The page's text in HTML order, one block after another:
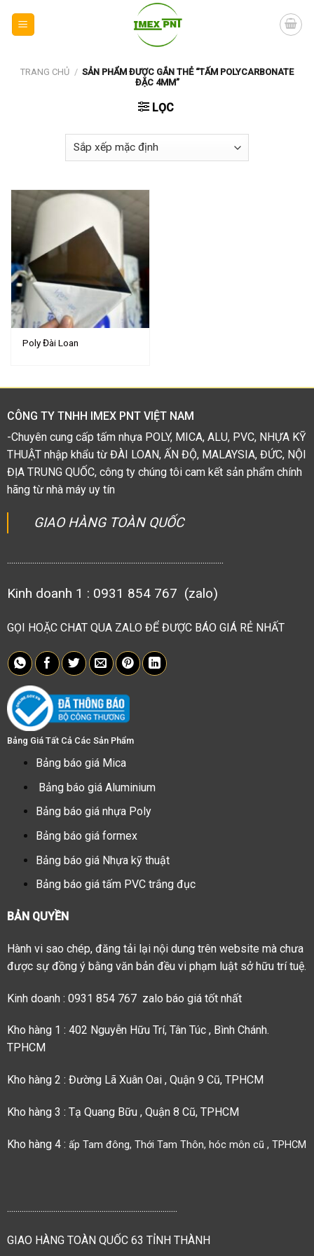
TRANG CHỦ / SẢN PHẨM ĐƯỢC GẮN THẺ “TẤM POLYCARBONATE
ĐẶC 4MM”
LỌC
Poly Đài Loan
CÔNG TY TNHH IMEX PNT VIỆT NAM
-Chuyên cung cấp tấm nhựa POLY, MICA, ALU, PVC, NHỰA KỸ
THUẬT nhập khẩu từ ĐÀI LOAN, ẤN ĐỘ, MALAYSIA, ĐỨC, NỘI
ĐỊA TRUNG QUỐC, công ty chúng tôi cam kết sản phẩm chính
hãng từ nhà máy uy tín
GIAO HÀNG TOÀN QUỐC
.......................................................................................................
Kinh doanh 1 : 0931 854 767 (zalo)
GỌI HOẶC CHAT QUA ZALO ĐỂ ĐƯỢC BÁO GIÁ RẺ NHẤT
Bảng Giá Tất Cả Các Sản Phẩm
Bảng báo giá Mica
Bảng báo giá Aluminium
Bảng báo giá nhựa Poly
Bảng báo giá formex
Bảng báo giá Nhựa kỹ thuật
Bảng báo giá tấm PVC trắng đục
BẢN QUYỀN
Hành vi sao chép, đăng tải lại nội dung trên website mà chưa
được sự đồng ý bằng văn bản đều vi phạm luật sở hữu trí tuệ.
Kinh doanh : 0931 854 767 zalo báo giá tốt nhất
Kho hàng 1 : 402 Nguyễn Hữu Trí, Tân Túc , Bình Chánh.
TPHCM
Kho hàng 2 : Đường Lã Xuân Oai , Quận 9 Cũ, TPHCM
Kho hàng 3 : Tạ Quang Bữu , Quận 8 Cũ, TPHCM
Kho hàng 4 : ấp Tam đông, Thới Tam Thôn, hóc môn cũ , TPHCM
.................................................................................
GIAO HÀNG TOÀN QUỐC 63 TỈNH THÀNH